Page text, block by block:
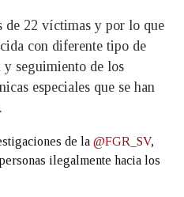
de 22 víctimas y por lo que
con diferente tipo de
seguimiento de los
especiales que se han
de la @FGR_SV,
ilegalmente hacia los